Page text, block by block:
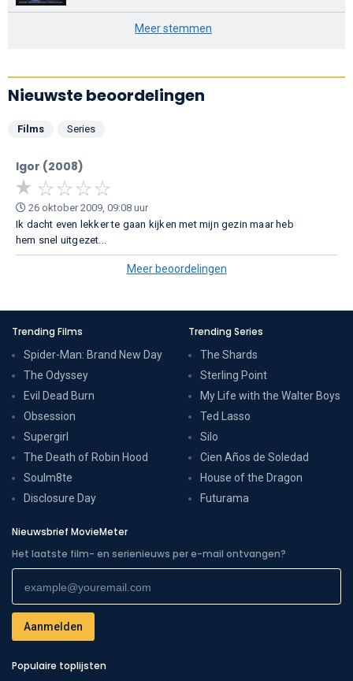
Meer stemmen
Nieuwste beoordelingen
Films Series
Igor (2008)
26 oktober 2009, 09:08 uur
Ik dacht even lekker te gaan kijken met mijn gezin maar heb
hem snel uitgezet...
Meer beoordelingen
Trending Films
Spider-Man: Brand New Day
The Odyssey
Evil Dead Burn
Obsession
Supergirl
The Death of Robin Hood
Soulm8te
Disclosure Day
Trending Series
The Shards
Sterling Point
My Life with the Walter Boys
Ted Lasso
Silo
Cien Años de Soledad
House of the Dragon
Futurama
Nieuwsbrief MovieMeter
Het laatste film- en serienieuws per e-mail ontvangen?
Populaire toplijsten